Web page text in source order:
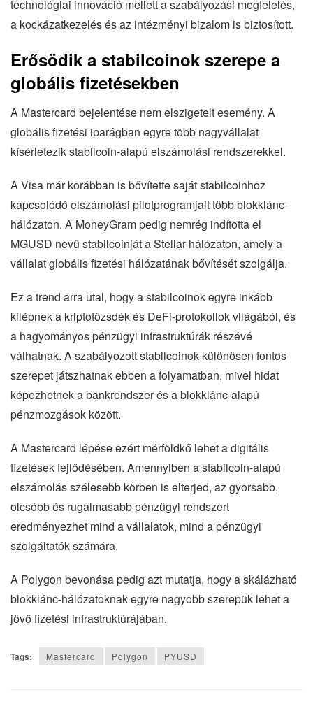
technológiai innováció mellett a szabályozási megfelelés,
a kockázatkezelés és az intézményi bizalom is biztosított.
Erősödik a stabilcoinok szerepe a
globális fizetésekben
A Mastercard bejelentése nem elszigetelt esemény. A
globális fizetési iparágban egyre több nagyvállalat
kísérletezik stabilcoin-alapú elszámolási rendszerekkel.
A Visa már korábban is bővítette saját stabilcoinhoz
kapcsolódó elszámolási pilotprogramjait több blokklánc-
hálózaton. A MoneyGram pedig nemrég indította el
MGUSD nevű stabilcoinját a Stellar hálózaton, amely a
vállalat globális fizetési hálózatának bővítését szolgálja.
Ez a trend arra utal, hogy a stabilcoinok egyre inkább
kilépnek a kriptotőzsdék és DeFi-protokollok világából, és
a hagyományos pénzügyi infrastruktúrák részévé
válhatnak. A szabályozott stabilcoinok különösen fontos
szerepet játszhatnak ebben a folyamatban, mivel hidat
képezhetnek a bankrendszer és a blokklánc-alapú
pénzmozgások között.
A Mastercard lépése ezért mérföldkő lehet a digitális
fizetések fejlődésében. Amennyiben a stabilcoin-alapú
elszámolás szélesebb körben is elterjed, az gyorsabb,
olcsóbb és rugalmasabb pénzügyi rendszert
eredményezhet mind a vállalatok, mind a pénzügyi
szolgáltatók számára.
A Polygon bevonása pedig azt mutatja, hogy a skálázható
blokklánc-hálózatoknak egyre nagyobb szerepük lehet a
jövő fizetési infrastruktúrájában.
Tags: Mastercard Polygon PYUSD